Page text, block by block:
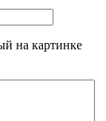
на картинке